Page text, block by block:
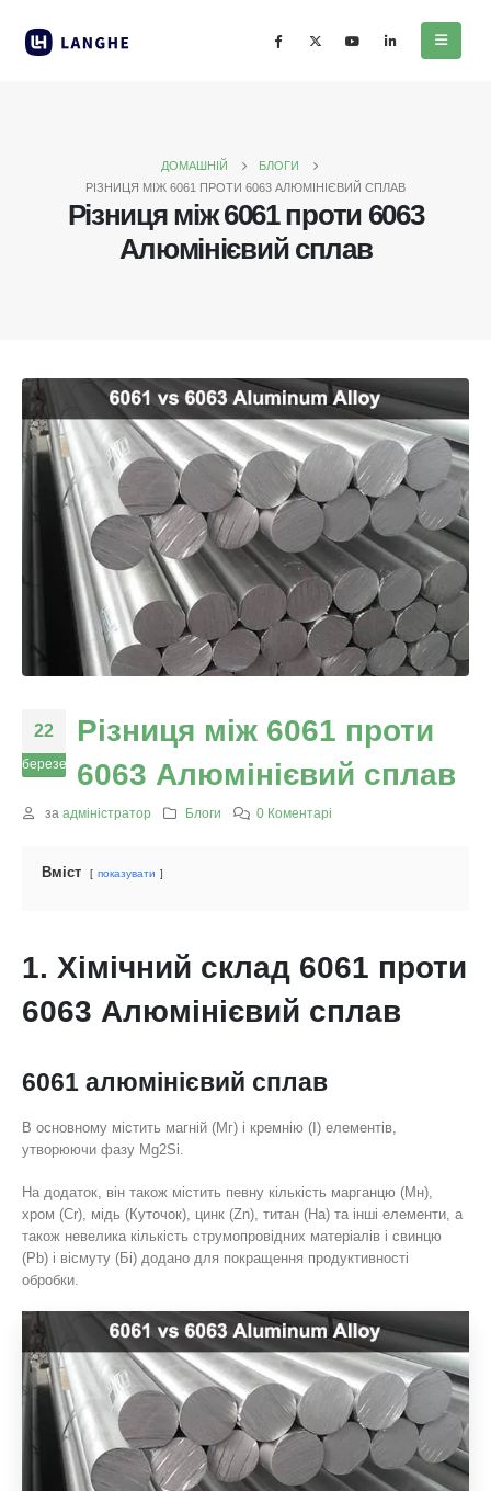
ДОМАШНІЙ
БЛОГИ
РІЗНИЦЯ МІЖ 6061 ПРОТИ 6063 АЛЮМІНІЄВИЙ СПЛАВ
Різниця між 6061 проти 6063
Алюмінієвий сплав
22
березень
Різниця між 6061 проти
6063 Алюмінієвий сплав
за адміністратор Блоги 0 Коментарі
Вміст показувати
1. Хімічний склад 6061 проти
6063 Алюмінієвий сплав
6061 алюмінієвий сплав
В основному містить магній (Мг) і кремнію (І) елементів,
утворюючи фазу Mg2Si.
На додаток, він також містить певну кількість марганцю (Мн),
хром (Cr), мідь (Куточок), цинк (Zn), титан (На) та інші елементи, а
також невелика кількість струмопровідних матеріалів і свинцю
(Pb) і вісмуту (Бі) додано для покращення продуктивності
обробки.